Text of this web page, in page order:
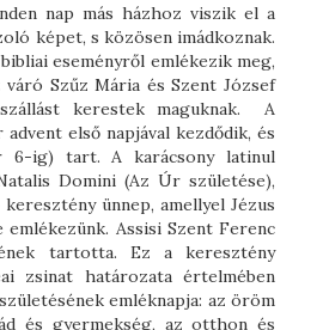
nap más házhoz viszik el a
képet, s közösen imádkoznak.
eseményről emlékezik meg,
Szűz Mária és Szent József
kerestek maguknak. A
első napjával kezdődik, és
6-ig) tart. A karácsony latinul
Domini (Az Úr születése),
ünnep, amellyel Jézus
Assisi Szent Ferenc
tartotta. Ez a keresztény
zsinat határozata értelmében
emléknapja: az öröm
és gyermekség, az otthon és